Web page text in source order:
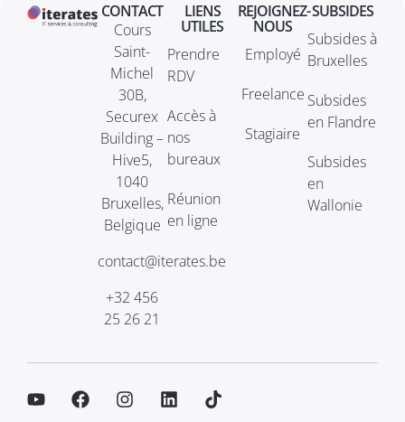
CONTACT
Cours
Saint-
Michel
30B,
Securex
Building –
Hive5,
1040
Bruxelles,
Belgique
contact@iterates.be
+32 456
25 26 21
LIENS
UTILES
Prendre
RDV
Accès à
nos
bureaux
Réunion
en ligne
REJOIGNEZ-
NOUS
Employé
Freelance
Stagiaire
SUBSIDES
Subsides à
Bruxelles
Subsides
en Flandre
Subsides
en
Wallonie